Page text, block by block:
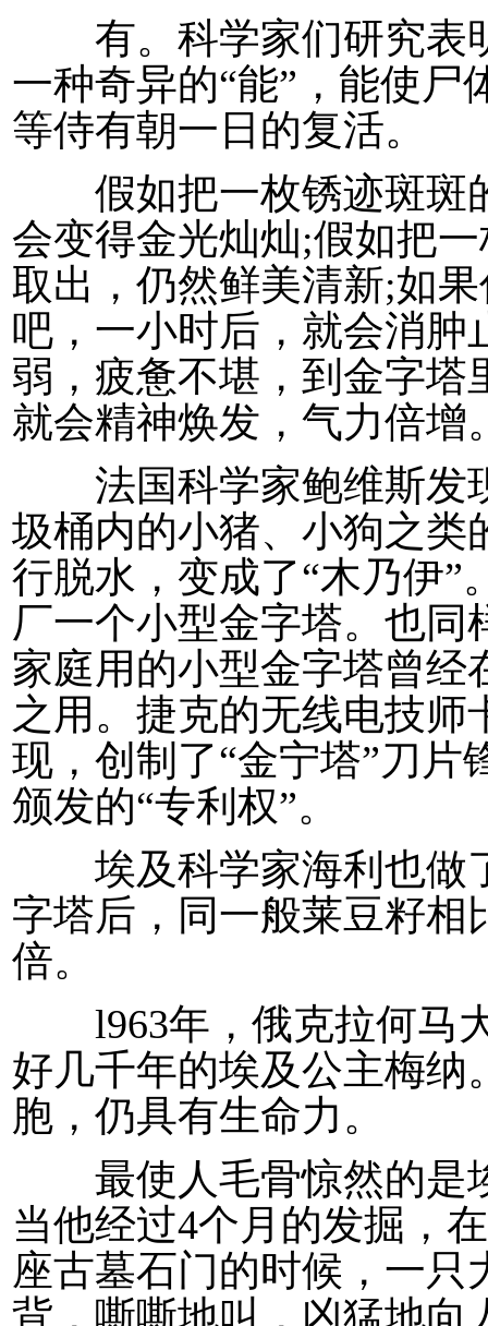
有。科学家们研究表
一种奇异的“能”，能使尸
等侍有朝一日的复活。
假如把一枚锈迹斑斑
会变得金光灿灿;假如把
取出，仍然鲜美清新;如
吧，一小时后，就会消肿
弱，疲惫不堪，到金字塔
就会精神焕发，气力倍增
法国科学家鲍维斯发
圾桶内的小猪、小狗之类
行脱水，变成了“木乃伊”
厂一个小型金字塔。也
家庭用的小型金字塔曾经
之用。捷克的无线电技
现，创制了“金宁塔”刀片
颁发的“专利权”。
埃及科学家海利也做
字塔后，同一般莱豆籽相
倍。
l963年，俄克拉何马大
好几千年的埃及公主梅纳
胞，仍具有生命力。
最使人毛骨惊然的是
当他经过4个月的发掘，
座古墓石门的时候，一
背，嘶嘶地叫，凶猛地向